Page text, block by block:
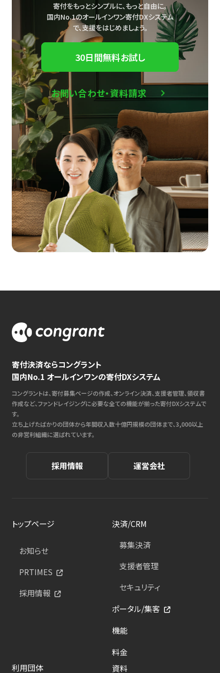
寄付をもっとシンプルに、もっと自由に。
国内No.1のオールインワン寄付DXシステム
で、支援をはじめましょう。
30日間無料お試し
お問い合わせ・資料請求
寄付決済ならコングラント
国内No.1 オールインワンの寄付DXシステム
コングラントは、寄付募集ページの作成、オンライン決済、支援者管理、領収書
作成など、ファンドレイジングに必要な全ての機能が揃った寄付DXシステムで
す。
立ち上げたばかりの団体から年間収入数十億円規模の団体まで、3,000以上
の非営利組織に選ばれています。
採用情報 運営会社
トップページ
お知らせ
PRTIMES
採用情報
決済/CRM
募集決済
支援者管理
セキュリティ
ポータル/集客
機能
料金
利用団体
資料